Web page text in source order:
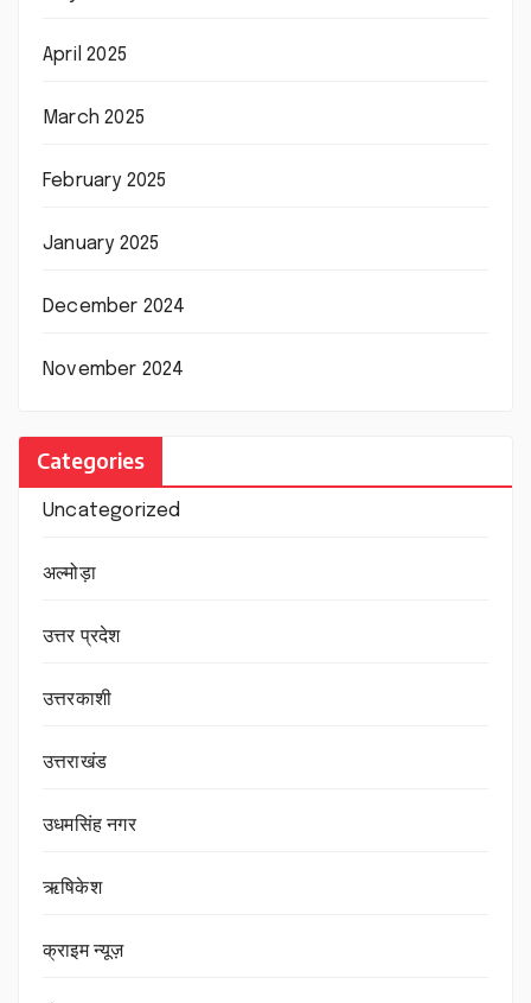
April 2025
March 2025
February 2025
January 2025
December 2024
November 2024
Categories
Uncategorized
अल्मोड़ा
उत्तर प्रदेश
उत्तरकाशी
उत्तराखंड
उधमसिंह नगर
ऋषिकेश
क्राइम न्यूज़